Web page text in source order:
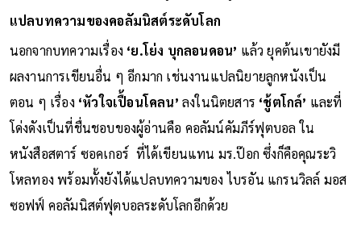
แปลบทความของคอลัมนิสต์ระดับโลก
นอกจากบทความเรื่อง ‘ย.โย่ง บุกลอนดอน’ แล้ว ยุคต้นเขายังมี
ผลงานการเขียนอื่น ๆ อีกมาก เช่นงานแปลนิยายลูกหนังเป็น
ตอน ๆ เรื่อง ‘หัวใจเปื้อนโคลน’ ลงในนิตยสาร ‘ชู้ตโกล์’ และที่
โด่งดังเป็นที่ชื่นชอบของผู้อ่านคือ คอลัมน์คัมภีร์ฟุตบอล ใน
หนังสือสตาร์ ซอคเกอร์ ที่ได้เขียนแทน มร.ป๊อก ซึ่งก็คือคุณระวิ
โหลทอง พร้อมทั้งยังได้แปลบทความของ ไบรอัน แกรนวิลล์ มอส
ซอฟฟ์ คอลัมนิสต์ฟุตบอลระดับโลกอีกด้วย